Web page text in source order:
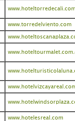
www.torredelviento.com
www.hotelesreal.com